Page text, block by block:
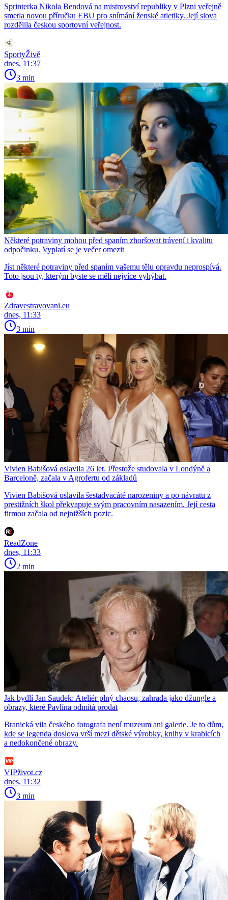
Sprinterka Nikola Bendová na mistrovství republiky v Plzni veřejně
smetla novou příručku EBU pro snímání ženské atletiky. Její slova
rozdělila českou sportovní veřejnost.
SportyŽivě
dnes, 11:37
3 min
Některé potraviny mohou před spaním zhoršovat trávení i kvalitu
odpočinku. Vyplatí se je večer omezit
Jíst některé potraviny před spaním vašemu tělu opravdu neprospívá.
Toto jsou ty, kterým byste se měli nejvíce vyhýbat.
Zdravestravovani.eu
dnes, 11:33
3 min
Vivien Babišová oslavila 26 let. Přestože studovala v Londýně a
Barceloně, začala v Agrofertu od základů
Vivien Babišová oslavila šestadvacáté narozeniny a po návratu z
prestižních škol překvapuje svým pracovním nasazením. Její cesta
firmou začala od nejnižších pozic.
ReadZone
dnes, 11:33
2 min
Jak bydlí Jan Saudek: Ateliér plný chaosu, zahrada jako džungle a
obrazy, které Pavlína odmítá prodat
Branická vila českého fotografa není muzeum ani galerie. Je to dům,
kde se legenda doslova vrší mezi dětské výrobky, knihy v krabicích
a nedokončené obrazy.
VIPživot.cz
dnes, 11:32
3 min